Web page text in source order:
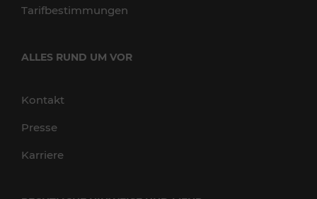
Tarifbestimmungen
ALLES RUND UM VOR
Kontakt
Presse
Karriere